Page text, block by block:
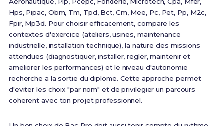
Hps, Pipac, Obm, Tm, Tpd, Bct, Cm, Mee, Pc, Pet, Pp, M2c,
Fpir, Mp3d. Pour choisir efficacement, compare les
contextes d'exercice (ateliers, usines, maintenance
industrielle, installation technique), la nature des missions
attendues (diagnostiquer, installer, regler, maintenir et
ameliorer les performances) et le niveau d'autonomie
recherche a la sortie du diplome. Cette approche permet
d'eviter les choix "par nom" et de privilegier un parcours
coherent avec ton projet professionnel.